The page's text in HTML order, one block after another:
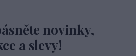
novinky,
a slevy!